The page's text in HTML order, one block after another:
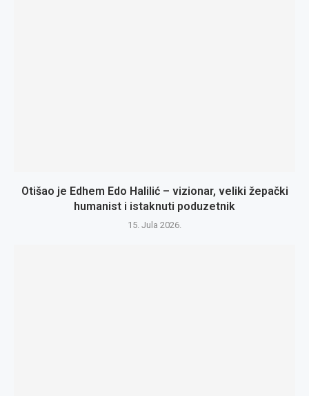
Otišao je Edhem Edo Halilić – vizionar, veliki žepački
humanist i istaknuti poduzetnik
15. Jula 2026.